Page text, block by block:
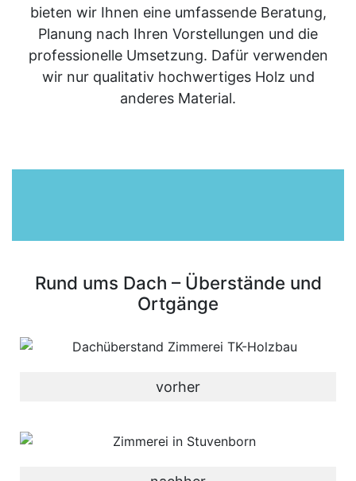
bieten wir Ihnen eine umfassende Beratung,
Planung nach Ihren Vorstellungen und die
professionelle Umsetzung. Dafür verwenden
wir nur qualitativ hochwertiges Holz und
anderes Material.
Rund ums Dach – Überstände und
Ortgänge
vorher